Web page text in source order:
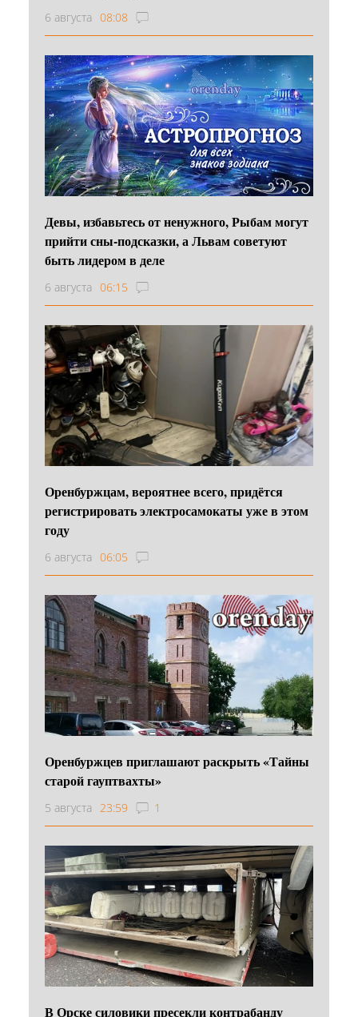
6 августа 08:08
Девы, избавьтесь от ненужного, Рыбам могут
прийти сны-подсказки, а Львам советуют
быть лидером в деле
6 августа 06:15
Оренбуржцам, вероятнее всего, придётся
регистрировать электросамокаты уже в этом
году
6 августа 06:05
Оренбуржцев приглашают раскрыть «Тайны
старой гауптвахты»
5 августа 23:59 1
В Орске силовики пресекли контрабанду